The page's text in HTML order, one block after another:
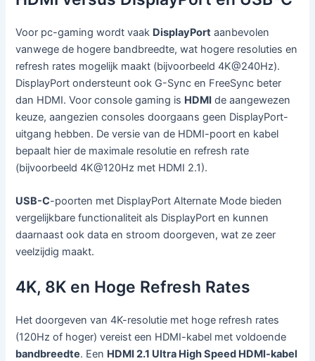
Voor pc-gaming wordt vaak DisplayPort aanbevolen
vanwege de hogere bandbreedte, wat hogere resoluties en
refresh rates mogelijk maakt (bijvoorbeeld 4K@240Hz).
DisplayPort ondersteunt ook G-Sync en FreeSync beter
dan HDMI. Voor console gaming is HDMI de aangewezen
keuze, aangezien consoles doorgaans geen DisplayPort-
uitgang hebben. De versie van de HDMI-poort en kabel
bepaalt hier de maximale resolutie en refresh rate
(bijvoorbeeld 4K@120Hz met HDMI 2.1).
USB-C-poorten met DisplayPort Alternate Mode bieden
vergelijkbare functionaliteit als DisplayPort en kunnen
daarnaast ook data en stroom doorgeven, wat ze zeer
veelzijdig maakt.
4K, 8K en Hoge Refresh Rates
Het doorgeven van 4K-resolutie met hoge refresh rates
(120Hz of hoger) vereist een HDMI-kabel met voldoende
bandbreedte. Een HDMI 2.1 Ultra High Speed HDMI-kabel